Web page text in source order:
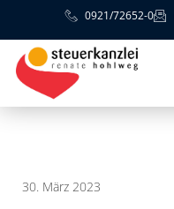
0921/72652-0
30. März 2023